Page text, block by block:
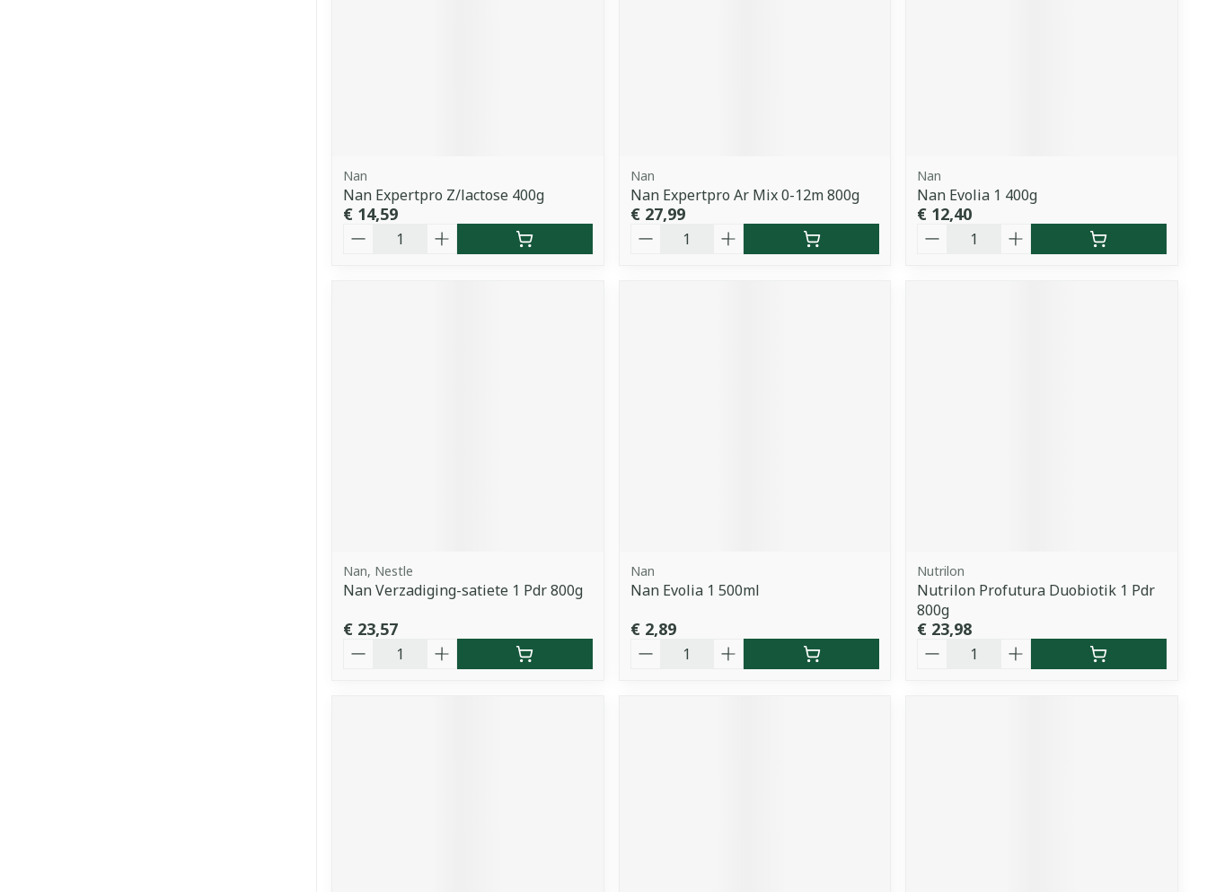
Nan
Nan Expertpro Z/lactose 400g
€ 14,59
Nan
Nan Expertpro Ar Mix 0-12m 800g
€ 27,99
Nan
Nan Evolia 1 400g
€ 12,40
Nan, Nestle
Nan Verzadiging-satiete 1 Pdr 800g
€ 23,57
Nan
Nan Evolia 1 500ml
€ 2,89
Nutrilon
Nutrilon Profutura Duobiotik 1 Pdr
800g
€ 23,98